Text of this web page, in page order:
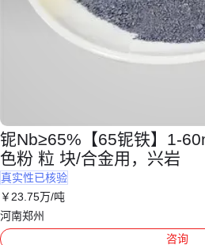
铌Nb≥65%【65铌铁】1-
色粉 粒 块/合金用，兴岩
真实性已核验
￥ 23 .75万/吨
河南郑州
咨询